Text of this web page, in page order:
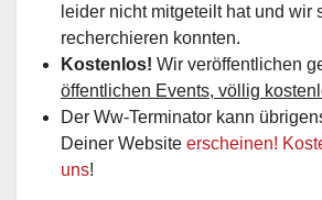
leider nicht mitgeteilt hat und wir
recherchieren konnten.
Kostenlos! Wir veröffentlichen
öffentlichen Events, völlig
Der Ww-Terminator kann
Deiner Website erscheinen!
uns!